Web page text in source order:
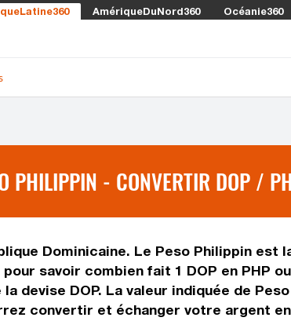
AmériqueDuNord360 Océanie360
PHILIPPIN - CONVERTIR DOP /
Dominicaine. Le Peso Philippin est
savoir combien fait 1 DOP en PHP
devise DOP. La valeur indiquée de
convertir et échanger votre argent